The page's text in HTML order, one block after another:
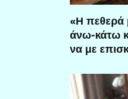
«Η πεθερά
άνω-κάτω
να με